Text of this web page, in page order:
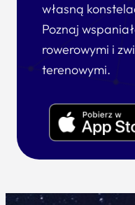
własną
Poznaj
rowerowymi i
terenowymi.